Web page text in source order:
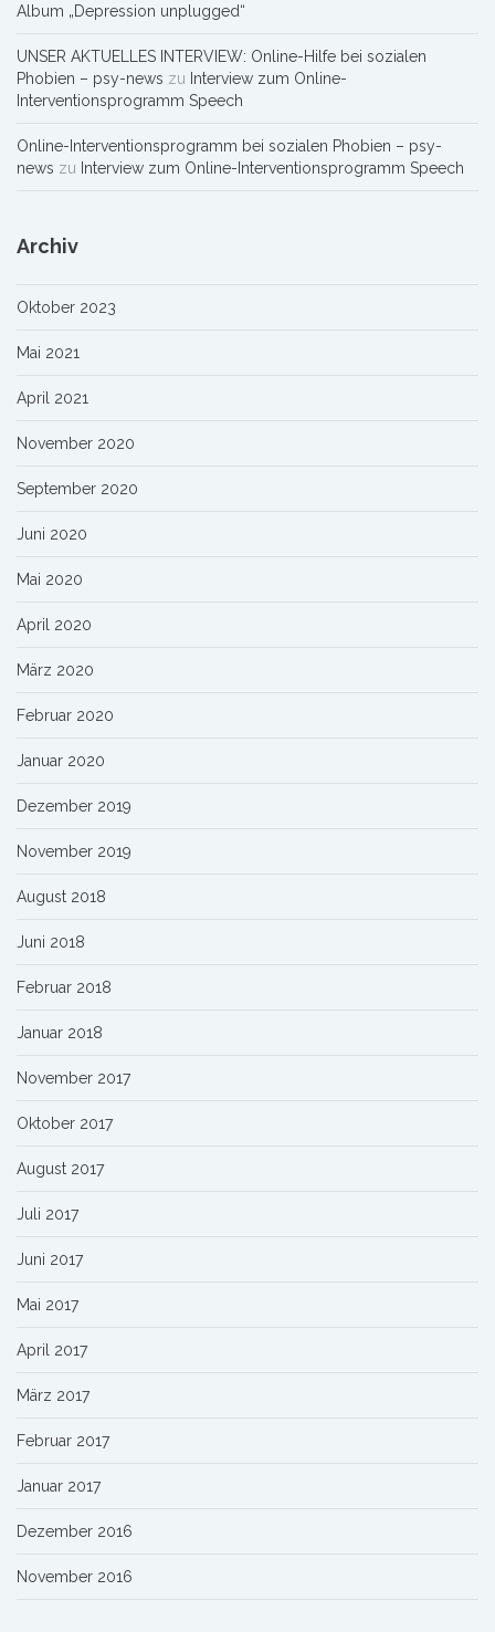
Album „Depression unplugged“
UNSER AKTUELLES INTERVIEW: Online-Hilfe bei sozialen
Phobien – psy-news zu Interview zum Online-
Interventionsprogramm Speech
Online-Interventionsprogramm bei sozialen Phobien – psy-
news zu Interview zum Online-Interventionsprogramm Speech
Archiv
Oktober 2023
Mai 2021
April 2021
November 2020
September 2020
Juni 2020
Mai 2020
April 2020
März 2020
Februar 2020
Januar 2020
Dezember 2019
November 2019
August 2018
Juni 2018
Februar 2018
Januar 2018
November 2017
Oktober 2017
August 2017
Juli 2017
Juni 2017
Mai 2017
April 2017
März 2017
Februar 2017
Januar 2017
Dezember 2016
November 2016